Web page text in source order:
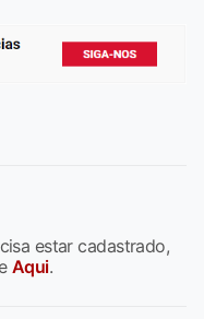
estar cadastrado,
Aqui.